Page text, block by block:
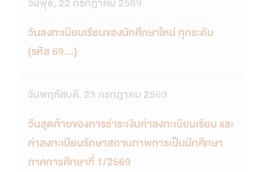
วันลงทะเบียนเรียนของนักศึกษาใหม่ ทุกระดับ
(รหัส 69...)
วันพฤหัสบดี, 23 กรกฎาคม 2569
วันสุดท้ายของการชำระเงินค่าลงทะเบียนเรียน และ
ค่าลงทะเบียนรักษาสถานภาพการเป็นนักศึกษา
ภาคการศึกษาที่ 1/2569